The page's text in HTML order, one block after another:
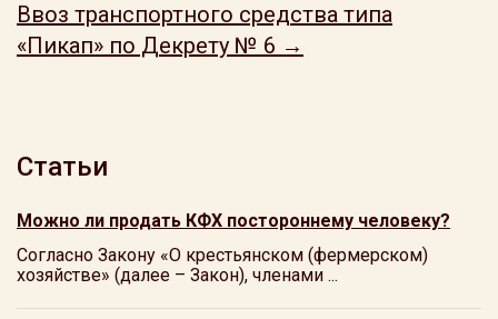
Ввоз транспортного средства типа
«Пикап» по Декрету № 6 →
Статьи
Можно ли продать КФХ постороннему человеку?
Согласно Закону «О крестьянском (фермерском)
хозяйстве» (далее – Закон), членами ...